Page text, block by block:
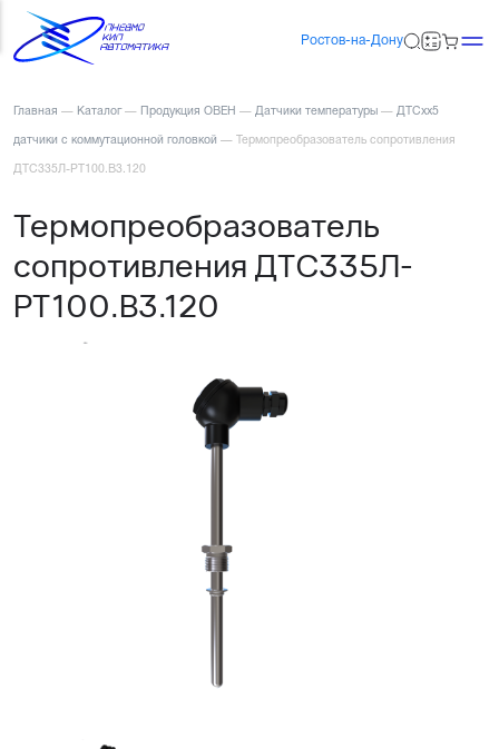
Ростов-на-Дону
Главная — Каталог — Продукция ОВЕН — Датчики температуры — ДТСхх5
датчики с коммутационной головкой — Термопреобразователь сопротивления
ДТС335Л-РТ100.В3.120
Термопреобразователь
сопротивления ДТС335Л-
РТ100.В3.120